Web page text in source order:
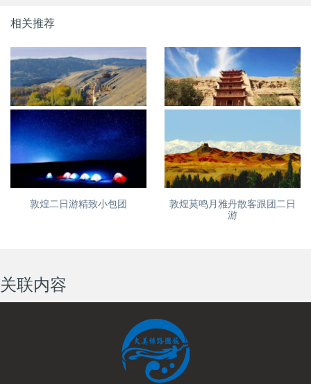
相关推荐
敦煌到张掖河西走廊散客旅游
跟团四日游
敦煌雅丹嘉峪关张掖四日游精
品小包团
敦煌二日游精致小包团
敦煌莫鸣月雅丹散客跟团二日
游
关联内容